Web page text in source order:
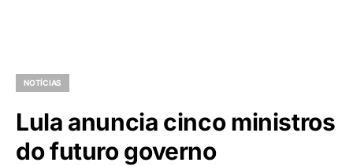
NOTÍCIAS
Lula anuncia cinco ministros
do futuro governo